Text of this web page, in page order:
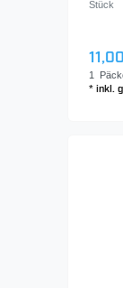
Stück
1
*inkl.